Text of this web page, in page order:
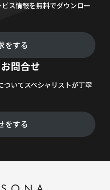
ス情報を無料でダウンロー
をする
問合せ
ついてスペシャリストが丁寧
をする